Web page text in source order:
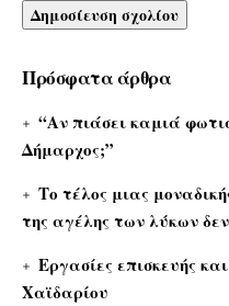
Πρόσφατα άρθρα
“Αν πιάσει καμιά
Δήμαρχος;”
Το τέλος μιας
της αγέλης των λύκων
Εργασίες επισκευής
Χαϊδαρίου